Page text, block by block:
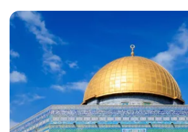
Продовжити з email